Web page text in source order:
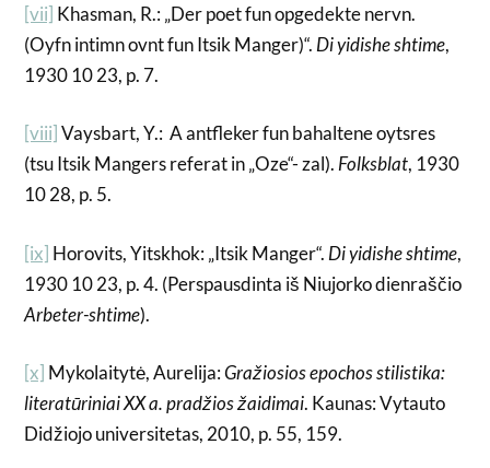
[vii] Khasman, R.: „Der poet fun opgedekte nervn.
(Oyfn intimn ovnt fun Itsik Manger)“. Di yidishe shtime,
1930 10 23, p. 7.
[viii] Vaysbart, Y.: A antfleker fun bahaltene oytsres
(tsu Itsik Mangers referat in „Oze“- zal). Folksblat, 1930
10 28, p. 5.
[ix] Horovits, Yitskhok: „Itsik Manger“. Di yidishe shtime,
1930 10 23, p. 4. (Perspausdinta iš Niujorko dienraščio
Arbeter-shtime).
[x] Mykolaitytė, Aurelija:Gražiosios epochos stilistika:
literatūriniai XX a. pradžios žaidimai. Kaunas: Vytauto
Didžiojo universitetas, 2010, p. 55, 159.